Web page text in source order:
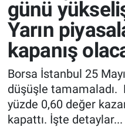
günü
Yarın
kapanış
Borsa İstanbul 25
düşüşle tamamaladı.
yüzde 0,60 değer
kapattı. İşte detaylar...